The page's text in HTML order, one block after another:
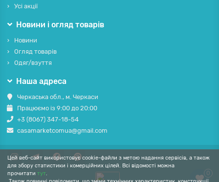
Цей веб-сайт використовує cookie-файли з метою надання сервісів, а також
для збору статистики і комерційних цілей. Всі відомості можна
прочитати тут.
Усі акції
Новини і огляд товарів
Новини
Огляд товарів
Одяг/взуття
Наша адреса
Черкаська обл., м. Черкаси
Працюємо із 9:00 до 20:00
+3 (8067) 347-18-54
casamarketcomua@gmail.com
0